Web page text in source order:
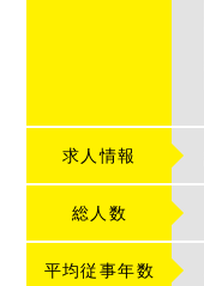
求人情報
総人数
平均従事年数